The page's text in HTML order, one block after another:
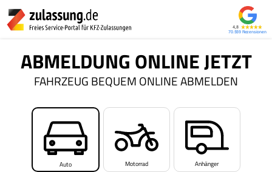
4,8
70.559
ABMELDUNG ONLINE JETZT
FAHRZEUG BEQUEM ONLINE ABMELDEN
Auto Motorrad Anhänger